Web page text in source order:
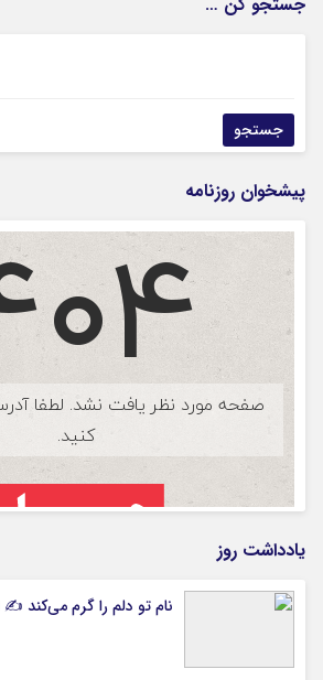
پیشخوان روزنامه
یادداشت روز
نام تو دلم را گرم می‌کند ✍️ اسلام انصاری فر